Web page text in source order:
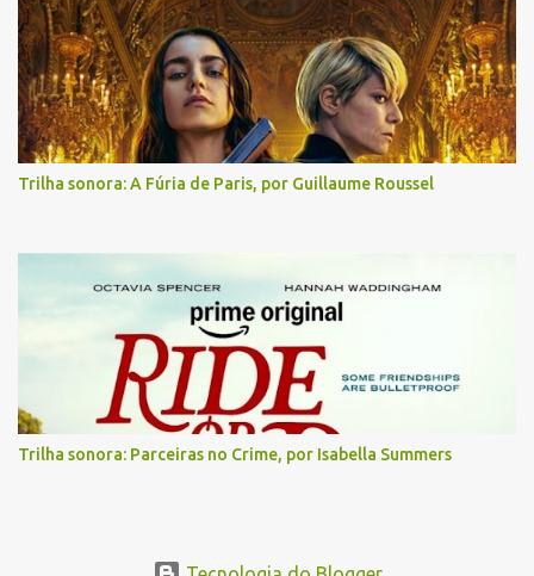
Trilha sonora: A Fúria de Paris, por Guillaume Roussel
Trilha sonora: Parceiras no Crime, por Isabella Summers